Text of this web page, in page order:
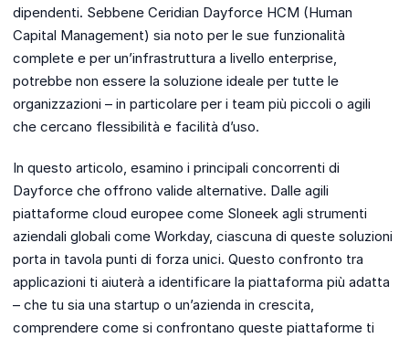
dipendenti. Sebbene Ceridian Dayforce HCM (Human
Capital Management) sia noto per le sue funzionalità
complete e per un’infrastruttura a livello enterprise,
potrebbe non essere la soluzione ideale per tutte le
organizzazioni – in particolare per i team più piccoli o agili
che cercano flessibilità e facilità d’uso.
In questo articolo, esamino i principali concorrenti di
Dayforce che offrono valide alternative. Dalle agili
piattaforme cloud europee come Sloneek agli strumenti
aziendali globali come Workday, ciascuna di queste soluzioni
porta in tavola punti di forza unici. Questo confronto tra
applicazioni ti aiuterà a identificare la piattaforma più adatta
– che tu sia una startup o un’azienda in crescita,
comprendere come si confrontano queste piattaforme ti